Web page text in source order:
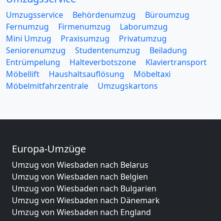
Umzugsservice Behördenumzug
Büroumzug
Fernumzug
Firmenumzug
Laborumzug
Mini Umzug
Praxisumzug
Privatumzug
Seniorenumzug
Studentenumzug
Beiladung
Entrümpelung
Halteverbotszone
Klaviertransport
Möbellift
Haushaltsauflösung
Möbeltaxi
Möbelmitfahrzentrale
Umzugskartons
Europa-Umzüge
Umzug von Wiesbaden nach Belarus
Umzug von Wiesbaden nach Belgien
Umzug von Wiesbaden nach Bulgarien
Umzug von Wiesbaden nach Dänemark
Umzug von Wiesbaden nach England